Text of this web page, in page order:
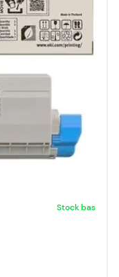
Stock bas